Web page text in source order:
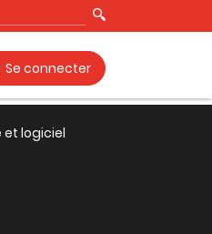
Se connecter
logiciel